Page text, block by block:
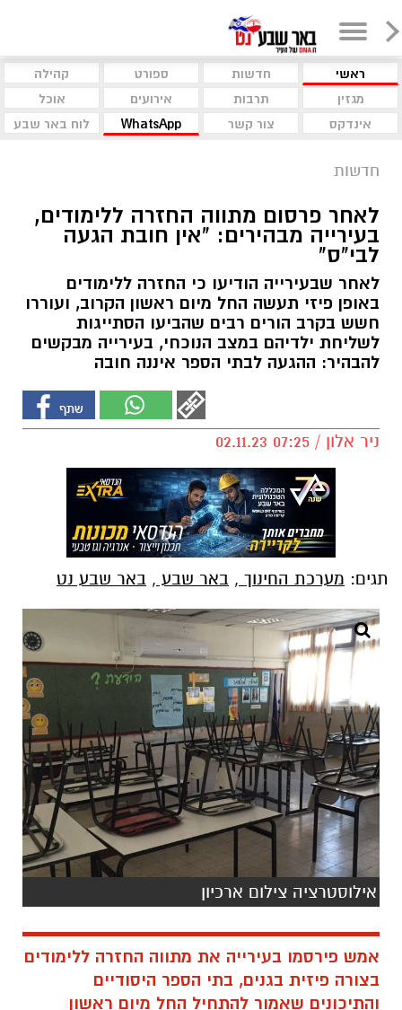
ראשי חדשות ספורט
קהילה
מגזין
תרבות אירועים
אוכל
אינדקס
צור קשר WhatsApp לוח באר שבע
חדשות
לאחר פרסום מתווה החזרה ללימודים,
בעירייה מבהירים: "אין חובת הגעה
לבי"ס"
לאחר שבעירייה הודיעו כי החזרה ללימודים
באופן פיזי תעשה החל מיום ראשון הקרוב, ועוררו
חשש בקרב הורים רבים שהביעו הסתייגות
לשליחת ילדיהם במצב הנוכחי, בעירייה מבקשים
להבהיר: ההגעה לבתי הספר איננה חובה
ניר אלון / 07:25 02.11.23
תגים: מערכת החינוך , באר שבע , באר שבע נט
אילוסטרציה צילום ארכיון
אמש פירסמו בעירייה את מתווה החזרה ללימודים
בצורה פיזית בגנים, בתי הספר היסודיים
והתיכונים שאמור להתחיל החל מיום ראשון